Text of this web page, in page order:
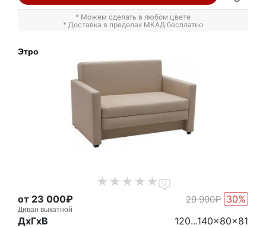
* Можем сделать в любом цвете
* Доставка в пределах МКАД бесплатно
Этро
0
от 23 000₽ 29 900₽ 30%
Диван выкатной
ДxГxВ 120...140x80x81